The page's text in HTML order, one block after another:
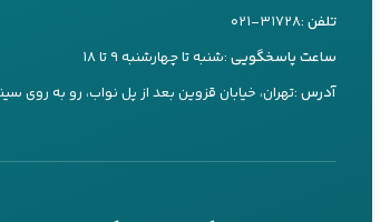
تلفن :۰۲۱-۳۱۷۲۸
ساعت پاسخگویی :شنبه تا چهارشنبه ۹ تا ۱۸
آدرس :تهران، خیابان قزوین بعد از پل نواب، رو به روی
تماس تلفنی
09197660249